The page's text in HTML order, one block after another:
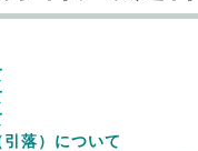
落）について